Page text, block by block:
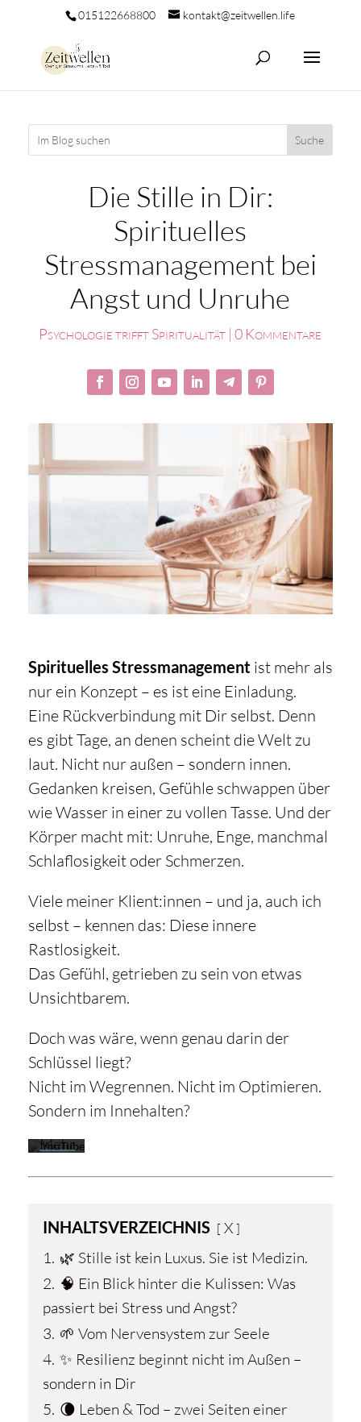
015122668800 kontakt@zeitwellen.life
Die Stille in Dir:
Spirituelles
Stressmanagement bei
Angst und Unruhe
Psychologie trifft Spiritualität |0 Kommentare
Spirituelles Stressmanagementist mehr als
nur ein Konzept – es ist eine Einladung.
Eine Rückverbindung mit Dir selbst. Denn
es gibt Tage, an denen scheint die Welt zu
laut. Nicht nur außen – sondern innen.
Gedanken kreisen, Gefühle schwappen über
wie Wasser in einer zu vollen Tasse. Und der
Körper macht mit: Unruhe, Enge, manchmal
Schlaflosigkeit oder Schmerzen.
Viele meiner Klient:innen – und ja, auch ich
selbst – kennen das: Diese innere
Rastlosigkeit.
Das Gefühl, getrieben zu sein von etwas
Unsichtbarem.
Doch was wäre, wenn genau darin der
Schlüssel liegt?
Nicht im Wegrennen. Nicht im Optimieren.
Sondern im Innehalten?
Mit
Laden
Videos
akzeptieren
Datenschutzerklärung
von
Mehr
laden
YouTube
immer
INHALTSVERZEICHNIS
X
1. 🌿 Stille ist kein Luxus. Sie ist Medizin.
2. 🧠 Ein Blick hinter die Kulissen: Was
passiert bei Stress und Angst?
3. 🌱 Vom Nervensystem zur Seele
4. ✨ Resilienz beginnt nicht im Außen –
sondern in Dir
5. 🌘 Leben & Tod – zwei Seiten einer